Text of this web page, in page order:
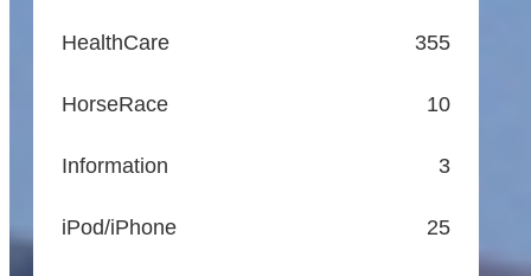
HealthCare 355
HorseRace 10
Information 3
iPod/iPhone 25